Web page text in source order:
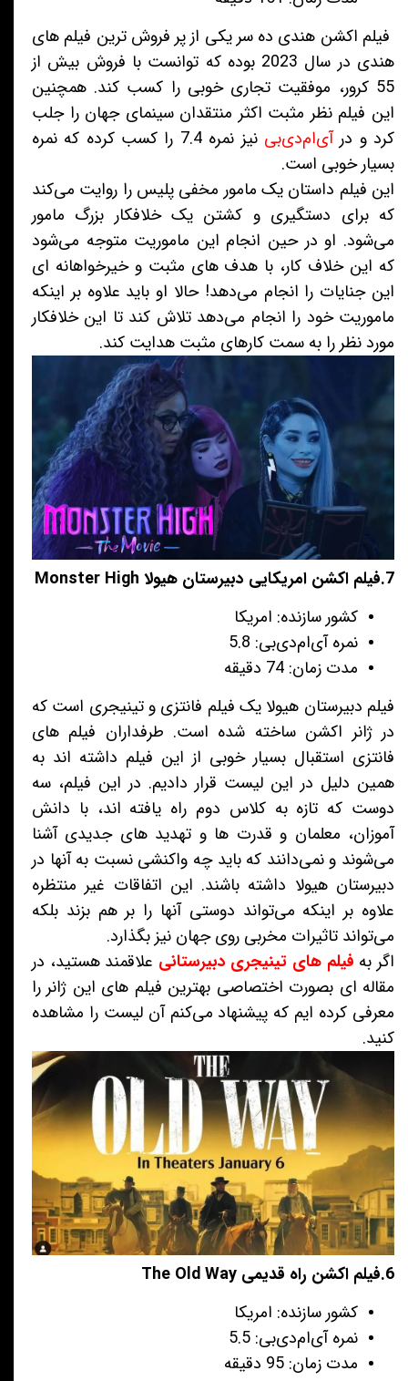
فیلم اکشن هندی ده سر یکی از پر فروش ترین فیلم های
هندی در سال 2023 بوده که توانست با فروش بیش از
55 کرور، موفقیت تجاری خوبی را کسب کند. همچنین
این فیلم نظر مثبت اکثر منتقدان سینمای جهان را جلب
کرد و درآی‌ام‌دی‌بی
نیز نمره 7.4 را کسب کرده که نمره
بسیار خوبی است.
این فیلم داستان یک مامور مخفی پلیس را روایت می‌کند
که برای دستگیری و کشتن یک خلافکار بزرگ مامور
می‌شود. او در حین انجام این ماموریت متوجه می‌شود
که این خلاف کار، با هدف های مثبت و خیرخواهانه ای
این جنایات را انجام می‌دهد! حالا او باید علاوه بر اینکه
ماموریت خود را انجام می‌دهد تلاش کند تا این خلافکار
مورد نظر را به سمت کارهای مثبت هدایت کند.
7.فیلم اکشن امریکایی دبیرستان هیولا Monster High
کشور سازنده: امریکا
نمره آی‌ام‌دی‌بی: 5.8
مدت زمان: 74 دقیقه
فیلم دبیرستان هیولا یک فیلم فانتزی و تینیجری است که
در ژانر اکشن ساخته شده است. طرفداران فیلم های
فانتزی استقبال بسیار خوبی از این فیلم داشته اند به
همین دلیل در این لیست قرار دادیم. در این فیلم، سه
دوست که تازه به کلاس دوم راه یافته اند، با دانش
آموزان، معلمان و قدرت ها و تهدید های جدیدی آشنا
می‌شوند و نمی‌دانند که باید چه واکنشی نسبت به آنها در
دبیرستان هیولا داشته باشند. این اتفاقات غیر منتظره
علاوه بر اینکه می‌تواند دوستی آنها را بر هم بزند بلکه
می‌تواند تاثیرات مخربی روی جهان نیز بگذارد.
اگر به فیلم های تینیجری دبیرستانی علاقمند هستید، در
مقاله ای بصورت اختصاصی بهترین فیلم های این ژانر را
معرفی کرده ایم که پیشنهاد می‌کنم آن لیست را مشاهده
کنید.
6.فیلم اکشن راه قدیمی The Old Way
کشور سازنده: امریکا
نمره آی‌ام‌دی‌بی: 5.5
مدت زمان: 95 دقیقه